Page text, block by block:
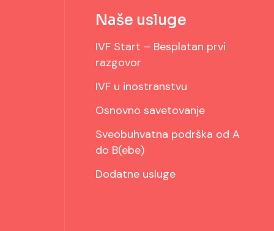
Naše usluge
IVF Start – Besplatan prvi
razgovor
IVF u inostranstvu
Osnovno savetovanje
Sveobuhvatna podrška od A
do B(ebe)
Dodatne usluge